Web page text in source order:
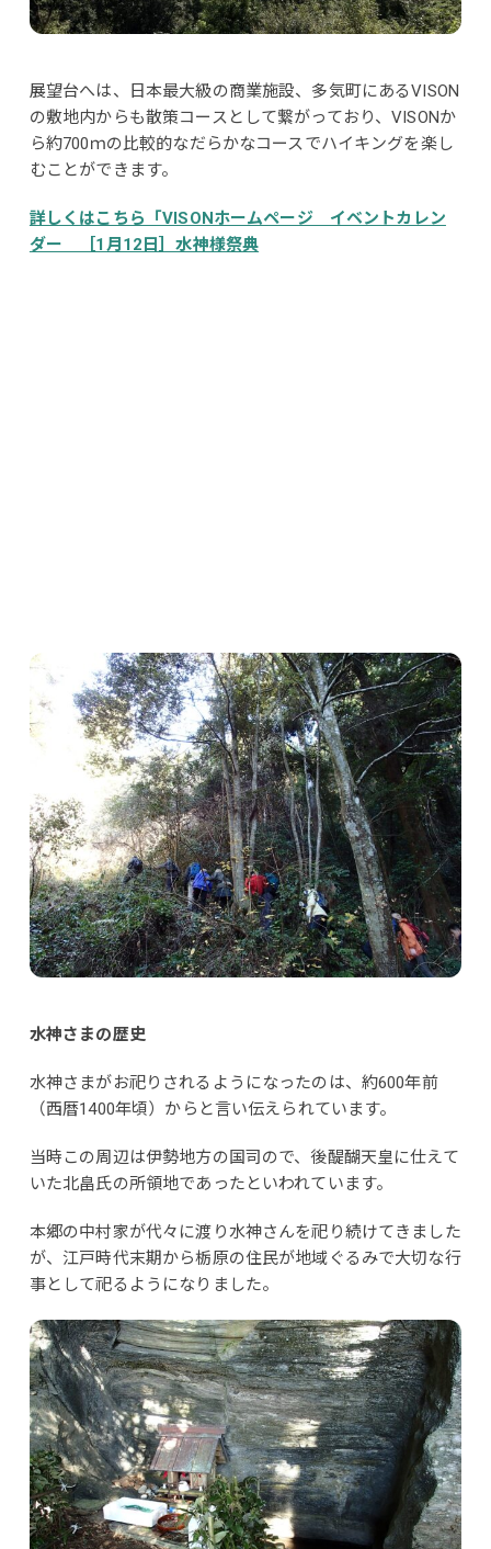
展望台へは、日本最大級の商業施設、多気町にあるVISON
の敷地内からも散策コースとして繋がっており、VISONか
ら約700ｍの比較的なだらかなコースでハイキングを楽し
むことができます。
詳しくはこちら「VISONホームページ イベントカレン
ダー ［1月12日］水神様祭典
水神さまの歴史
水神さまがお祀りされるようになったのは、約600年前
（西暦1400年頃）からと言い伝えられています。
当時この周辺は伊勢地方の国司ので、後醍醐天皇に仕えて
いた北畠氏の所領地であったといわれています。
本郷の中村家が代々に渡り水神さんを祀り続けてきました
が、江戸時代末期から栃原の住民が地域ぐるみで大切な行
事として祀るようになりました。